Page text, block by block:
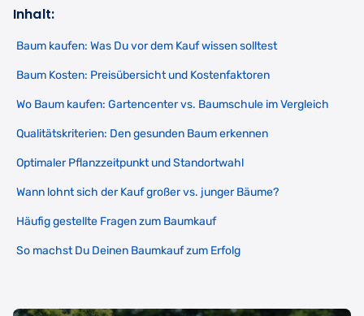
Inhalt:
Baum kaufen: Was Du vor dem Kauf wissen solltest
Baum Kosten: Preisübersicht und Kostenfaktoren
Wo Baum kaufen: Gartencenter vs. Baumschule im Vergleich
Qualitätskriterien: Den gesunden Baum erkennen
Optimaler Pflanzzeitpunkt und Standortwahl
Wann lohnt sich der Kauf großer vs. junger Bäume?
Häufig gestellte Fragen zum Baumkauf
So machst Du Deinen Baumkauf zum Erfolg